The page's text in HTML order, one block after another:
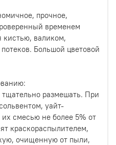
прочное,
временем
кистью, валиком,
Большой цветовой
размешать. При
уайт-
смесью не более 5% от
краскораспылителем,
очищенную от пыли,